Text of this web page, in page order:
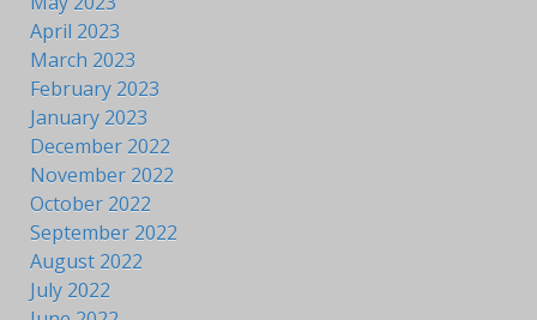
April 2023
March 2023
February 2023
January 2023
December 2022
November 2022
October 2022
September 2022
August 2022
July 2022